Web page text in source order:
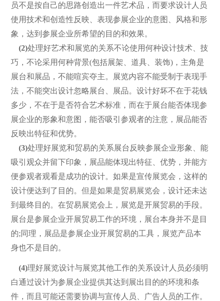
员不是按自己的思路创造出一件艺术品，而要求设计人员
使用技术和创造性反映、表现参展企业的意图、风格和形
象，达到参展企业所希望的目的和效果。
(2)处理好艺术和展览的关系不论使用何种设计技术、技
巧，不论采用何种背景(包括展架、道具、装饰)，主角是
展台和展品，不能喧宾夺主。展览内容不能受制于表现手
法，不能突出设计忽略展台、展品。设计好坏不在于花钱
多少，不在于是否符合艺术标准，而在于展台能否体现参
展企业的形象和意图，能否吸引参观者的注意，展品能否
反映出特征和优势。
(3)处理好展览和贸易的关系展台反映参展企业形象、能
吸引观众并留下印象，展品能体现出特征、优势，并能方
便参观者观看是成功的设计。如果是宣传展览会，这样的
设计便达到了目的。但是如果是贸易展览会，设计还未达
到最终目的。在贸易展览会上，展览是开展贸易的手段。
展台是参展企业开展贸易工作的环境，展台本身并不是目
的;同理，展品是参展企业开展贸易的工具，展览产品本
身也不是目的。
(4)理好展览设计与展览其他工作的关系设计人员必须明
白通过设计为参展企业提供其达到展出目的的环境和条
件，而且可能还需要协调与宣传人员、广告人员的工作。